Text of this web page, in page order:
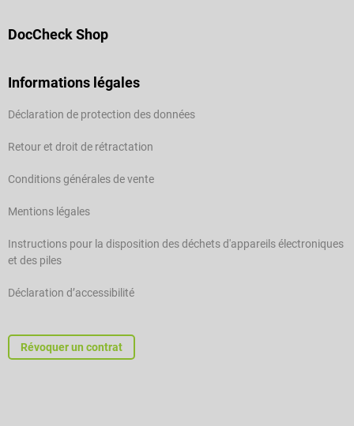
DocCheck Shop
Informations légales
Déclaration de protection des données
Retour et droit de rétractation
Conditions générales de vente
Mentions légales
Instructions pour la disposition des déchets d'appareils électroniques
et des piles
Déclaration d’accessibilité
Révoquer un contrat